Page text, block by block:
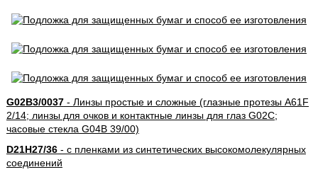
G02B3/0037- Линзы простые и сложные (глазные протезы A61F
2/14; линзы для очков и контактные линзы для глаз G02C;
часовые стекла G04B 39/00)
D21H27/36- с пленками из синтетических высокомолекулярных
соединений